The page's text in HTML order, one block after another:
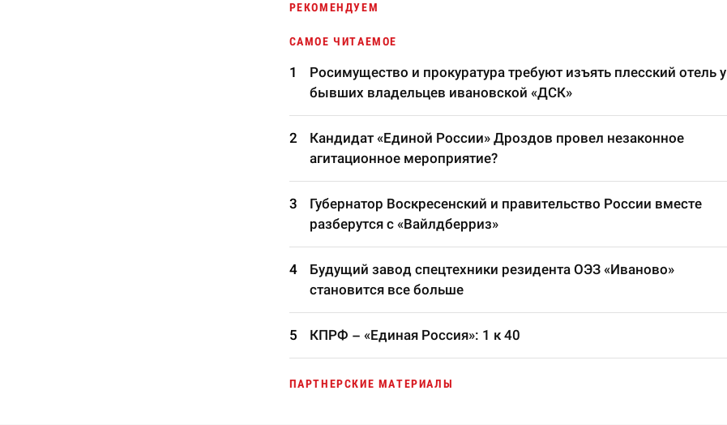
РЕКОМЕНДУЕМ
САМОЕ ЧИТАЕМОЕ
Росимущество и прокуратура требуют изъять плесский отель у
бывших владельцев ивановской «ДСК»
Кандидат «Единой России» Дроздов провел незаконное
агитационное мероприятие?
Губернатор Воскресенский и правительство России вместе
разберутся с «Вайлдберриз»
Будущий завод спецтехники резидента ОЭЗ «Иваново»
становится все больше
КПРФ – «Единая Россия»: 1 к 40
ПАРТНЕРСКИЕ МАТЕРИАЛЫ